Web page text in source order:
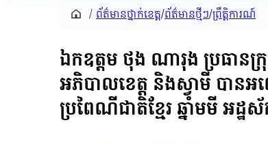
/ ព័ត៌មានថ្នាក់ខេត្ត/ព័ត៌មានថ្មីៗ/ព្រឹត្តិការណ៍
ឯកឧត្តម ថុង ណារុង ប្រធាន
អភិបាលខេត្ត និងស្វាមី បាន​
ប្រពៃណី​ជាតិ​ខ្មែរ​ ឆ្នាំ​មមី​